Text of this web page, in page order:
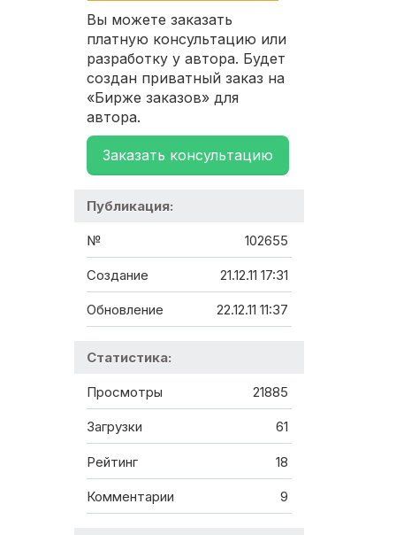
Вы можете заказать
платную консультацию или
разработку у автора. Будет
создан приватный заказ на
«Бирже заказов» для
автора.
Заказать консультацию
Публикация:
№ 102655
Создание 21.12.11 17:31
Обновление 22.12.11 11:37
Статистика:
Просмотры 21885
Загрузки 61
Рейтинг 18
Комментарии 9